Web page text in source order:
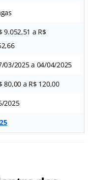
9.052,51 a R$
03/2025 a 04/04/2025
80,00 a R$ 120,00
2025